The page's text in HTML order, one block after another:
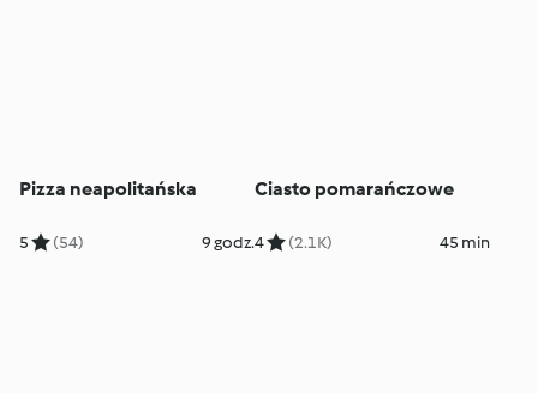
Pizza neapolitańska
5 (54) 9 godz.
Ciasto pomarańczowe
4 (2.1K) 45 min